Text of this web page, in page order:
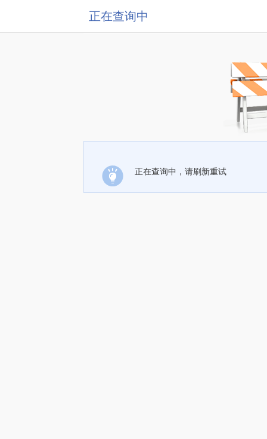
正在查询中
正在查询中，请刷新重试